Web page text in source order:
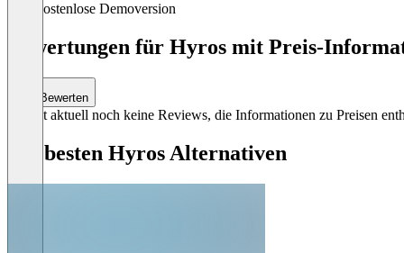
Kostenlose Demoversion
Bewertungen für Hyros mit Preis-
Bewerten
Es gibt aktuell noch keine Reviews, die Informationen zu Preisen
Die besten Hyros Alternativen